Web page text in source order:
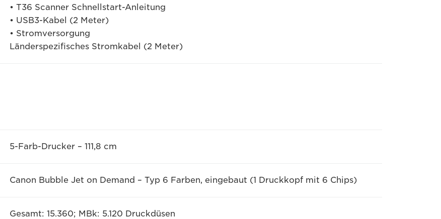
• T36 Scanner Schnellstart-Anleitung
• USB3-Kabel (2 Meter)
• Stromversorgung
Länderspezifisches Stromkabel (2 Meter)
5-Farb-Drucker – 111,8 cm
Canon Bubble Jet on Demand – Typ 6 Farben, eingebaut (1 Druckkopf mit 6 Chips)
Gesamt: 15.360; MBk: 5.120 Druckdüsen